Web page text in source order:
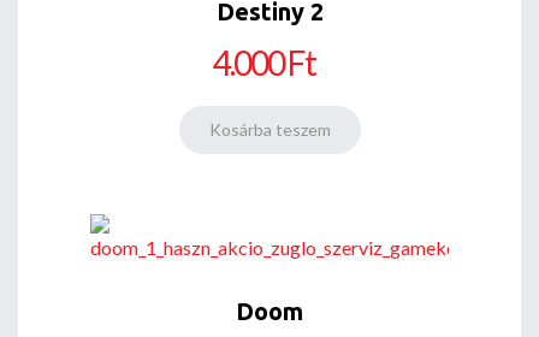
Destiny 2
4.000 Ft
Doom